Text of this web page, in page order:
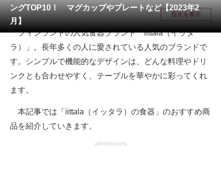
メディア
ITの今と未来を見通す
スマホと通信の最新トレンド
好きが集まる 比べて選べる
ビジネスと働き方のヒント
ングTOP10！ マグカップやプレートなど【2023年2
月】
目次を表示
フィンランドの人気食器ブランド「iittala（イッタ
ラ）」。長年多くの人に愛されている人気のブランドで
す。シンプルで機能的なデザインは、どんな料理やドリ
ンクとも合わせやすく、テーブルを華やかに彩ってくれ
ます。
本記事では「iittala（イッタラ）の食器」のおすすめ商
品を紹介していきます。
advertisement